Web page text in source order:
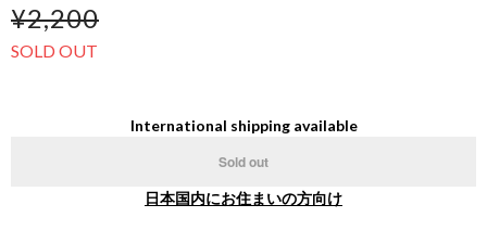
¥2,200
SOLD OUT
International shipping available
Sold out
日本国内にお住まいの方向け